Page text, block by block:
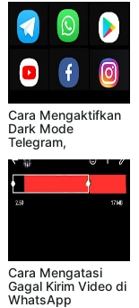
Cara Mengaktifkan
Dark Mode
Telegram,
Store, Youtube,
Facebook, dan
Instagram di HP
Android
Cara Mengatasi
Gagal Kirim Video di
WhatsApp